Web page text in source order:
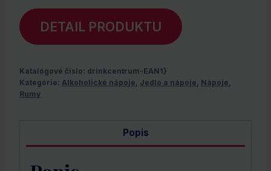
DETAIL PRODUKTU
Katalógové číslo: drinkcentrum-EAN1}
Kategórie: Alkoholické nápoje, Jedlo a nápoje, Nápoje,
Rumy
Popis